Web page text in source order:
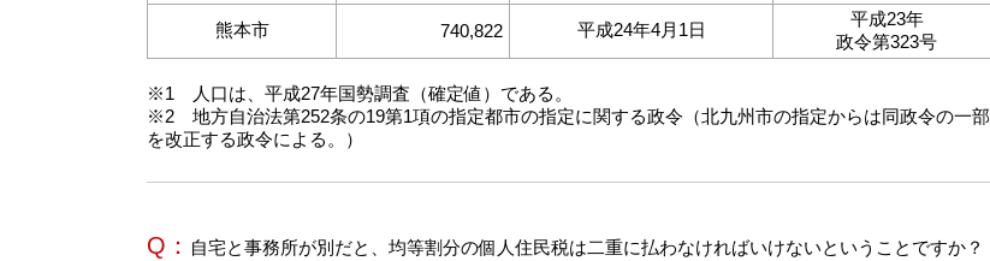
熊本市 740,822 平成24年4月1日
平成23年
政令第323号
※1 人口は、平成27年国勢調査（確定値）である。
※2 地方自治法第252条の19第1項の指定都市の指定に関する政令（北九州市の指定からは同政令の一部
を改正する政令による。）
Q： 自宅と事務所が別だと、均等割分の個人住民税は二重に払わなければいけないということですか？